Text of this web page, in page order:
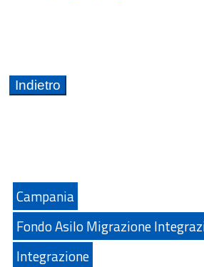
Campania
Fondo Asilo Migrazione
Integrazione